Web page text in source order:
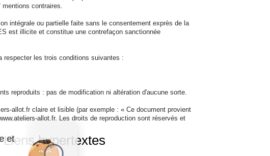
contraires.
intégrale ou partielle faite sans le consentement exprès de la
est illicite et constitue une contrefaçon sanctionnée
respecter les trois conditions suivantes :
reproduits : pas de modification ni altération d'aucune sorte.
allot.fr claire et lisible (par exemple : « Ce document provient
allot.fr. Les droits de reproduction sont réservés et
hypertextes